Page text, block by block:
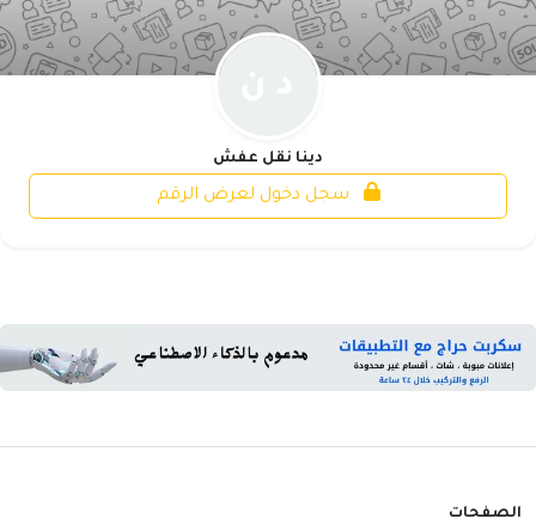
دينا نقل عفش
سجل دخول لعرض الرقم
الصفحات